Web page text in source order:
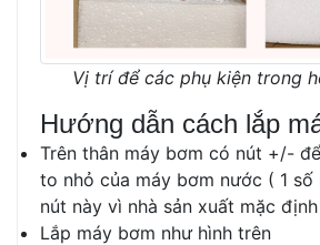
Vị trí để các phụ kiện trong
Hướng dẫn cách lắp
Trên thân máy bơm có nút +/-
to nhỏ của máy bơm nước ( 1
nút này vì nhà sản xuất mặc
Lắp máy bơm như hình trên